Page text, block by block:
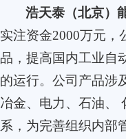
浩天泰（北京）
实注资金2000万元，
品，提高国内工业自
的运行。公司产品涉
冶金、电力、石油、
系，为完善组织内部